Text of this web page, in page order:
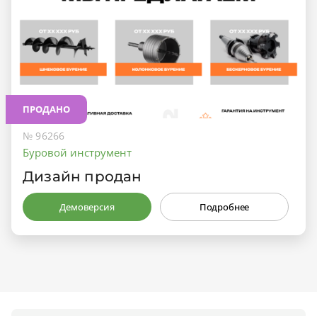
ПРОДАНО
№ 96266
Буровой инструмент
Дизайн продан
Демоверсия Подробнее